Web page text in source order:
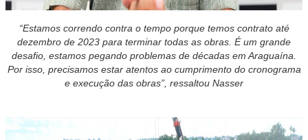
“Estamos correndo contra o tempo porque temos contrato até
dezembro de 2023 para terminar todas as obras. É um grande
desafio, estamos pegando problemas de décadas em Araguaína.
Por isso, precisamos estar atentos ao cumprimento do cronograma
e execução das obras”, ressaltou Nasser